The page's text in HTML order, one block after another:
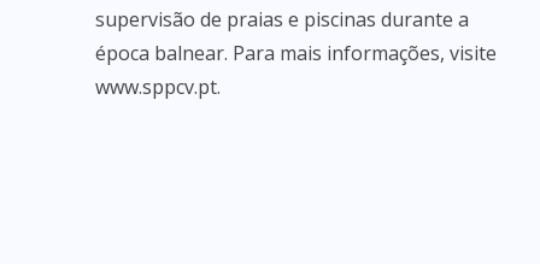
supervisão de praias e piscinas durante a
época balnear. Para mais informações, visite
www.sppcv.pt.